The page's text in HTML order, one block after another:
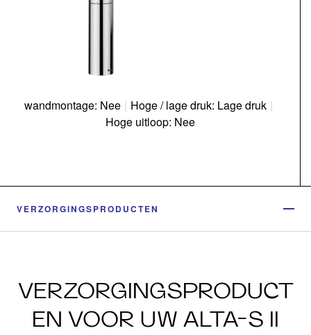
wandmontage: Nee | Hoge / lage druk: Lage druk |
Hoge uitloop: Nee
VERZORGINGSPRODUCTEN
VERZORGINGSPRODUCT
EN VOOR UW ALTA-S II